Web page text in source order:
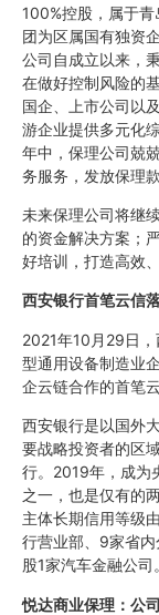
100%控股，属于
团为区属国有独资
公司自成立以来，
在做好控制风险的
国企、上市公司以
游企业提供多元化
年中，保理公司兢
务服务，发放保理
未来保理公司将继
的资金解决方案；
好培训，打造高效
西安银行首笔云信
2021年10月29日
型通用设备制造业
企云链合作的首笔
西安银行是以国外
要战略投资者的区
行。2019年，成为
之一，也是仅有的
主体长期信用等级
行营业部、9家省
股1家汽车金融公司。
悦达商业保理：公